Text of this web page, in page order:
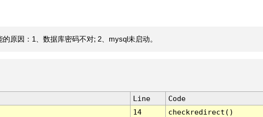
原因：1、数据库密码不对; 2、mysql未启动。
Line
Code
14
checkredirect()